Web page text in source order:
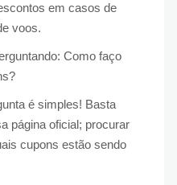
em casos de
voos.
Como faço
é simples! Basta
página oficial; procurar
cupons estão sendo